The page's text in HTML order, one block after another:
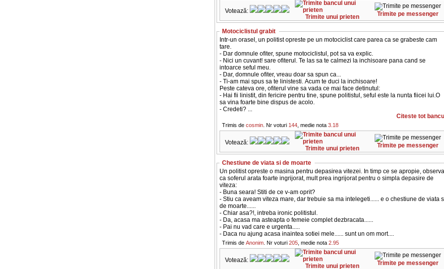
Votează:
Trimite unui prieten
Trimite pe messenger
Motociclistul grabit
Intr-un orasel, un politist opreste pe un motociclist care parea ca se grabeste cam
tare.
- Dar domnule ofiter, spune motociclistul, pot sa va explic.
- Nici un cuvant! sare ofiterul. Te las sa te calmezi la inchisoare pana cand se
intoarce seful meu.
- Dar, domnule ofiter, vreau doar sa spun ca...
- Ti-am mai spus sa te linistesti. Acum te duci la inchisoare!
Peste cateva ore, ofiterul vine sa vada ce mai face detinutul:
- Hai fii linistit, din fericire pentru tine, spune politistul, seful este la nunta fiicei lui.O
sa vina foarte bine dispus de acolo.
- Credeti? ...
Citeste tot
Trimis de cosmin. Nr voturi 144, medie nota 3.18
Votează:
Trimite unui prieten
Trimite pe messenger
Chestiune de viata si de moarte
Un politist opreste o masina pentru depasirea vitezei. In timp ce se apropie, observa
ca soferul arata foarte ingrijorat, mult prea ingrijorat pentru o simpla depasire de
viteza:
- Buna seara! Stiti de ce v-am oprit?
- Stiu ca aveam viteza mare, dar trebuie sa ma intelegeti...... e o chestiune de viata
de moarte......
- Chiar asa?!, intreba ironic politistul.
- Da, acasa ma asteapta o femeie complet dezbracata......
- Pai nu vad care e urgenta.....
- Daca nu ajung acasa inaintea sotiei mele...... sunt un om mort....
Trimis de Anonim. Nr voturi 205, medie nota 2.95
Votează:
Trimite unui prieten
Trimite pe messenger